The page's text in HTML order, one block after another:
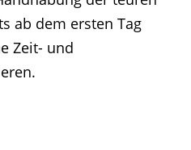
ab dem ersten Tag
Zeit- und